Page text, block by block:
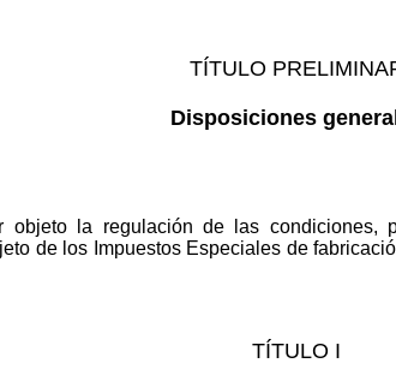
TÍTULO
Disposiciones
objeto la regulación de las
de los Impuestos Especiales de
TÍTULO I